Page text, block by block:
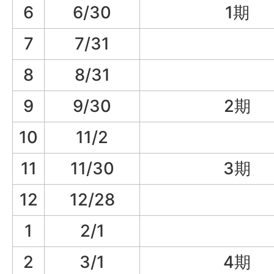
6
6/30
1期
7
7/31
8
8/31
9
9/30
2期
10
11/2
11
11/30
3期
12
12/28
1
2/1
2
3/1
4期